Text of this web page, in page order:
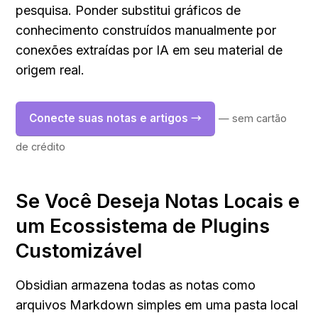
pesquisa. Ponder substitui gráficos de
conhecimento construídos manualmente por
conexões extraídas por IA em seu material de
origem real.
Conecte suas notas e artigos → — sem cartão
de crédito
Se Você Deseja Notas Locais e
um Ecossistema de Plugins
Customizável
Obsidian armazena todas as notas como
arquivos Markdown simples em uma pasta local